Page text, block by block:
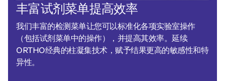
丰富试剂菜单提高效率
我们丰富的检测菜单让您可以标准化各项实验室操作
（包括试剂菜单中的操作），并提高其效率。延续
ORTHO经典的柱凝集技术，赋予结果更高的敏感性和特
异性。